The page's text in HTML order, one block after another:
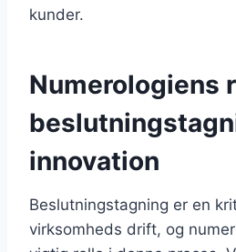
kunder.
Numerologiens
innovation
Beslutningstagning er en
virksomheds drift, og